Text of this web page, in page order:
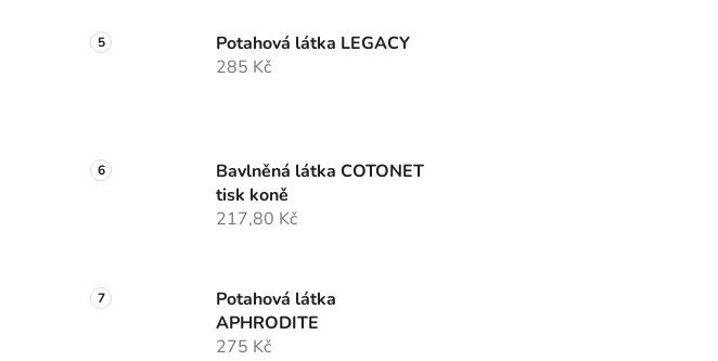
Potahová látka LEGACY
285 Kč
Bavlněná látka COTONET
tisk koně
217,80 Kč
Potahová látka
APHRODITE
275 Kč